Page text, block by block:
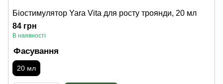
Біостимулятор Yara Vita для росту троянди, 20 мл
84 грн
В наявності
Фасування
20 мл